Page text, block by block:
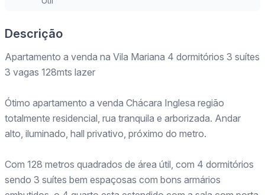
Descrição
Apartamento a venda na Vila Mariana 4 dormitórios 3 suítes
3 vagas 128mts lazer
Ótimo apartamento a venda Chácara Inglesa região
totalmente residencial, rua tranquila e arborizada. Andar
alto, iluminado, hall privativo, próximo do metro.
Com 128 metros quadrados de área útil, com 4 dormitórios
sendo 3 suítes bem espaçosas com bons armários